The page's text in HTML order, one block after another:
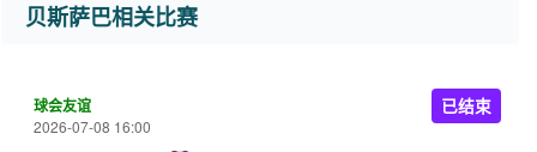
贝斯萨巴相关比赛
球会友谊
2026-07-08 16:00
已结束